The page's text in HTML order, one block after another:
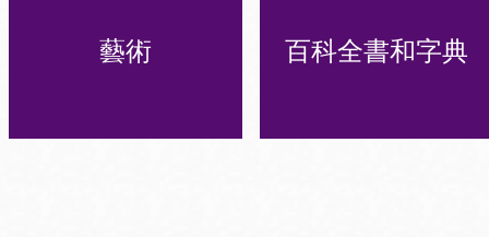
藝術 百科全書和字典